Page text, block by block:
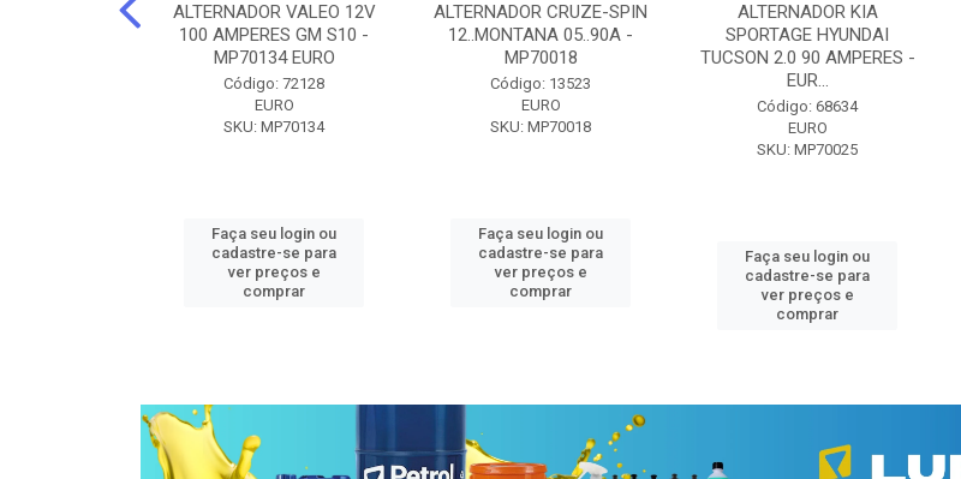
ALTERNADOR VALEO 12V
100 AMPERES GM S10 -
MP70134 EURO
Código: 72128
EURO
SKU: MP70134
Faça seu login ou
cadastre-se para
ver preços e
comprar
ALTERNADOR CRUZE-SPIN
12..MONTANA 05..90A -
MP70018
Código: 13523
EURO
SKU: MP70018
Faça seu login ou
cadastre-se para
ver preços e
comprar
ALTERNADOR KIA
SPORTAGE HYUNDAI
TUCSON 2.0 90 AMPERES -
EUR...
Código: 68634
EURO
SKU: MP70025
Faça seu login ou
cadastre-se para
ver preços e
comprar